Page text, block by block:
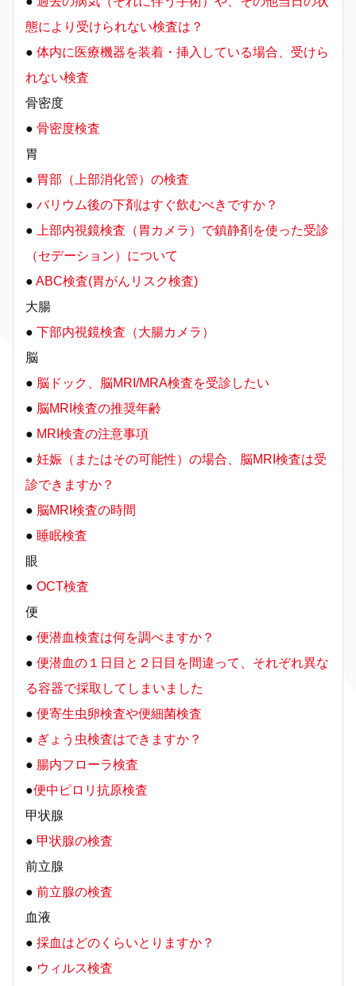
態により受けられない検査は？
● 体内に医療機器を装着・挿入している場合、受けら
れない検査
骨密度
● 骨密度検査
胃
● 胃部（上部消化管）の検査
● バリウム後の下剤はすぐ飲むべきですか？
●
上部内視鏡検査（胃カメラ）で鎮静剤を使った受診
（セデーション）について
● ABC検査(胃がんリスク検査)
大腸
● 下部内視鏡検査（大腸カメラ）
脳
● 脳ドック、脳MRI/MRA検査を受診したい
● 脳MRI検査の推奨年齢
● MRI検査の注意事項
● 妊娠（またはその可能性）の場合、脳MRI検査は受
診できますか？
● 脳MRI検査の時間
● 睡眠検査
眼
● OCT検査
便
● 便潜血検査は何を調べますか？
● 便潜血の１日目と２日目を間違って、それぞれ異な
る容器で採取してしまいました
● 便寄生虫卵検査や便細菌検査
● ぎょう虫検査はできますか？
● 腸内フローラ検査
●便中ピロリ抗原検査
甲状腺
● 甲状腺の検査
前立腺
● 前立腺の検査
血液
● 採血はどのくらいとりますか？
● ウィルス検査